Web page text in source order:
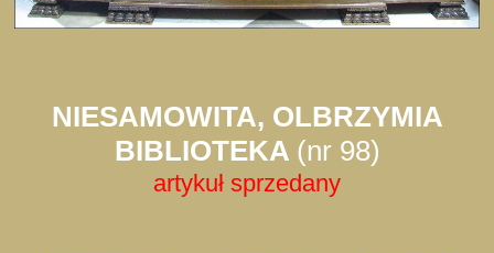
NIESAMOWITA, OLBRZYMIA
BIBLIOTEKA (nr 98)
artykuł sprzedany